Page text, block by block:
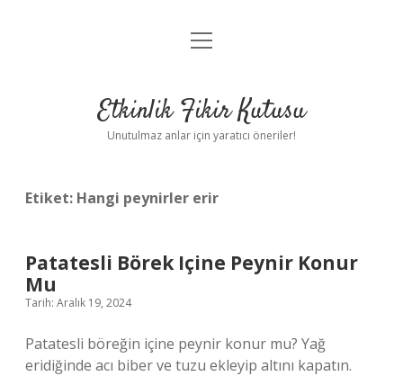
Anasayfa
Yasal Uyarı
menüyü
Etkinlik Fikir Kutusu
Unutulmaz anlar için yaratıcı öneriler!
Etiket: Hangi peynirler erir
Patatesli Börek Içine Peynir Konur
Mu
Tarih: Aralık 19, 2024
Patatesli böreğin içine peynir konur mu? Yağ
eridiğinde acı biber ve tuzu ekleyip altını kapatın.